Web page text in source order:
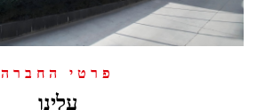
פרטי החברה
עלינו